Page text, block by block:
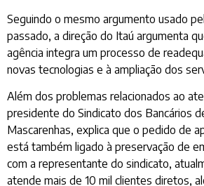
Seguindo o mesmo argumento usado
passado, a direção do Itaú argumenta
agência integra um processo de
novas tecnologias e à ampliação dos
Além dos problemas relacionados ao
presidente do Sindicato dos Bancários
Mascarenhas, explica que o pedido de
está também ligado à preservação de
com a representante do sindicato,
atende mais de 10 mil clientes diretos,